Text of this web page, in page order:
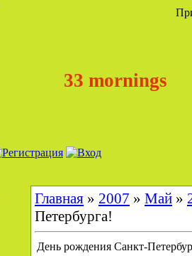
33 mornings
Главная » 2007 » Май »
Петербурга!
День рождения Санкт-